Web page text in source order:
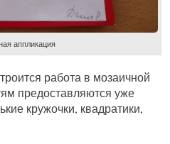
аппликация
работа в мозаичной
предоставляются уже
кружочки, квадратики,